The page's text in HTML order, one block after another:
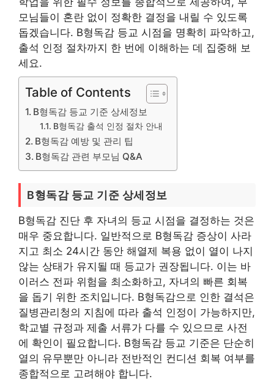
모님들이 혼란 없이 정확한 결정을 내릴 수 있도록
돕겠습니다. B형독감 등교 시점을 명확히 파악하고,
출석 인정 절차까지 한 번에 이해하는 데 집중해 보
세요.
Table of Contents
B형독감 등교 기준 상세정보
B형독감 출석 인정 절차 안내
B형독감 예방 및 관리 팁
B형독감 관련 부모님 Q&A
B형독감 등교 기준 상세정보
B형독감 진단 후 자녀의 등교 시점을 결정하는 것은
매우 중요합니다. 일반적으로 B형독감 증상이 사라
지고 최소 24시간 동안 해열제 복용 없이 열이 나지
않는 상태가 유지될 때 등교가 권장됩니다. 이는 바
이러스 전파 위험을 최소화하고, 자녀의 빠른 회복
을 돕기 위한 조치입니다. B형독감으로 인한 결석은
질병관리청의 지침에 따라 출석 인정이 가능하지만,
학교별 규정과 제출 서류가 다를 수 있으므로 사전
에 확인이 필요합니다. B형독감 등교 기준은 단순히
열의 유무뿐만 아니라 전반적인 컨디션 회복 여부를
종합적으로 고려해야 합니다.